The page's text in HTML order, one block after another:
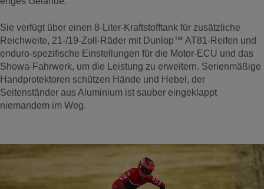
Sie verfügt über einen 8-Liter-Kraftstofftank für zusätzliche
Reichweite, 21-/19-Zoll-Räder mit Dunlop™ AT81-Reifen und
enduro-spezifische Einstellungen für die Motor-ECU und das
Showa-Fahrwerk, um die Leistung zu erweitern. Serienmäßige
Handprotektoren schützen Hände und Hebel, der
Seitenständer aus Aluminium ist sauber eingeklappt
niemandem im Weg.